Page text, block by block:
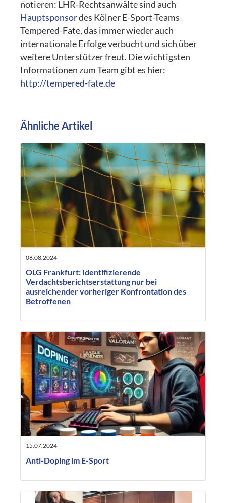
notieren: LHR-Rechtsanwälte sind auch
Hauptsponsordes Kölner E-Sport-Teams
Tempered-Fate, das immer wieder auch
internationale Erfolge verbucht und sich über
weitere Unterstützer freut. Die wichtigsten
Informationen zum Team gibt es hier:
http://tempered-fate.de
Ähnliche Artikel
08.08.2024
OLG Frankfurt: Identifizierende
Verdachtsberichtserstattung nur bei
ausreichender vorheriger Konfrontation des
Betroffenen
15.07.2024
Anti-Doping im E-Sport